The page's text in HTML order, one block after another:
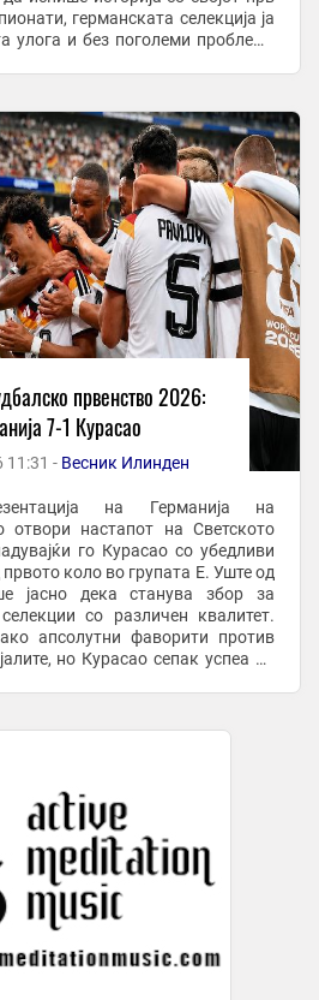
германската селекција ја
улога и без поголеми проблеми
првенство 2026:
7-1 Курасао
11:31 - Весник Илинден
на Германија на
отвори настапот на Светското
го Курасао со убедливи
коло во групата Е. Уште од
јасно дека станува збор за
со различен квалитет.
апсолутни фаворити против
но Курасао сепак успеа да